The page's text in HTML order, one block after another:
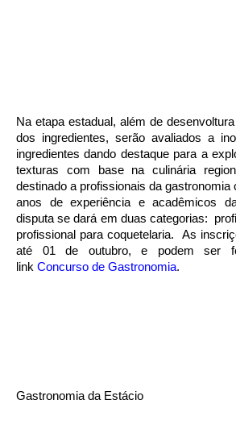
Na etapa estadual, além de
dos ingredientes, serão avaliados a
ingredientes dando destaque para a
texturas com base na culinária
destinado a profissionais da gastronomia
anos de experiência e acadêmicos
disputa se dará em duas categorias:
profissional para coquetelaria.
As
até 01 de outubro, e podem ser
link Concurso de Gastronomia.
Gastronomia da Estácio